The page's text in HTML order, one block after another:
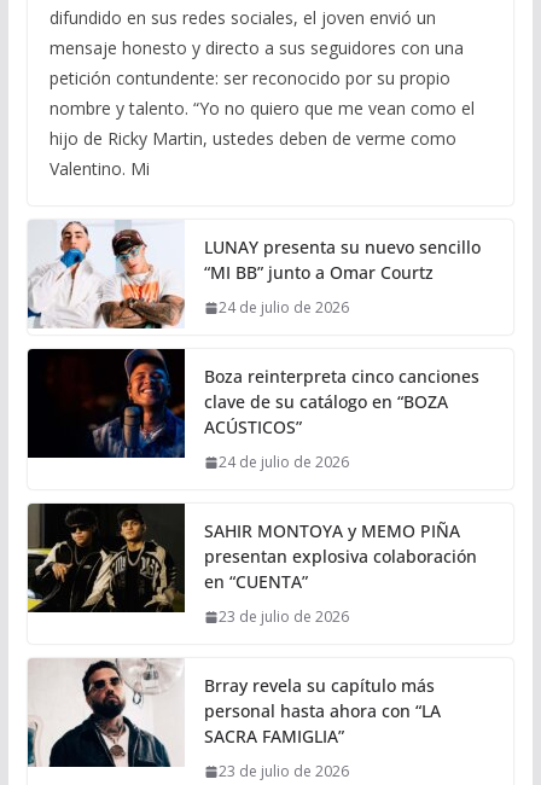
difundido en sus redes sociales, el joven envió un
mensaje honesto y directo a sus seguidores con una
petición contundente: ser reconocido por su propio
nombre y talento. “Yo no quiero que me vean como el
hijo de Ricky Martin, ustedes deben de verme como
Valentino. Mi
LUNAY presenta su nuevo sencillo
“MI BB” junto a Omar Courtz
24 de julio de 2026
Boza reinterpreta cinco canciones
clave de su catálogo en “BOZA
ACÚSTICOS”
24 de julio de 2026
SAHIR MONTOYA y MEMO PIÑA
presentan explosiva colaboración
en “CUENTA”
23 de julio de 2026
Brray revela su capítulo más
personal hasta ahora con “LA
SACRA FAMIGLIA”
23 de julio de 2026